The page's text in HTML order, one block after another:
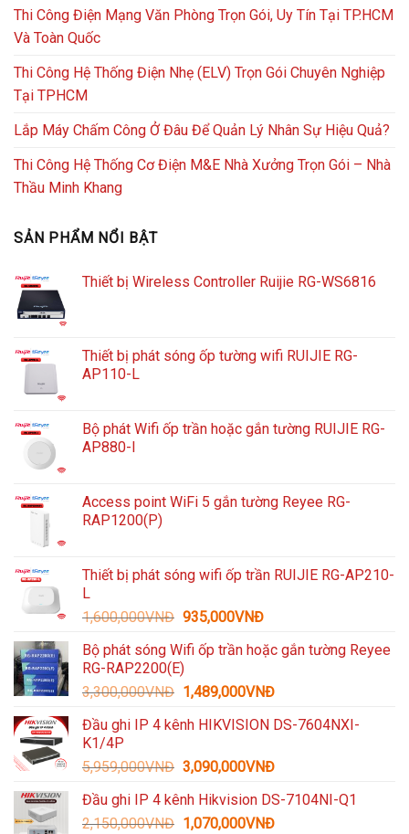
Thi Công Điện Mạng Văn Phòng Trọn Gói, Uy Tín Tại TP.HCM
Và Toàn Quốc
Thi Công Hệ Thống Điện Nhẹ (ELV) Trọn Gói Chuyên Nghiệp
Tại TPHCM
Lắp Máy Chấm Công Ở Đâu Để Quản Lý Nhân Sự Hiệu Quả?
Thi Công Hệ Thống Cơ Điện M&E Nhà Xưởng Trọn Gói – Nhà
Thầu Minh Khang
SẢN PHẨM NỔI BẬT
Thiết bị Wireless Controller Ruijie RG-WS6816
Thiết bị phát sóng ốp tường wifi RUIJIE RG-
AP110-L
Bộ phát Wifi ốp trần hoặc gắn tường RUIJIE RG-
AP880-I
Access point WiFi 5 gắn tường Reyee RG-
RAP1200(P)
Thiết bị phát sóng wifi ốp trần RUIJIE RG-AP210-
L
1,600,000VNĐ Giá
là:
1,600,000VNĐ.
935,000VNĐGiá
tại
935,000VNĐ.
Bộ phát sóng Wifi ốp trần hoặc gắn tường Reyee
RG-RAP2200(E)
3,300,000VNĐ Giá
là:
1,489,000VNĐGiá
tại
1,489,000VNĐ.
Đầu ghi IP 4 kênh HIKVISION DS-7604NXI-
K1/4P
5,959,000VNĐ Giá
là:
5,959,000VNĐ.
3,090,000VNĐGiá
tại
là:
Đầu ghi IP 4 kênh Hikvision DS-7104NI-Q1
2,150,000VNĐ Giá
1,070,000VNĐGiá